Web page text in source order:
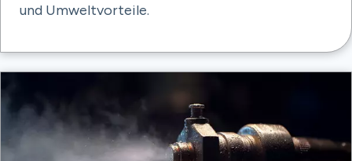
und Umweltvorteile.